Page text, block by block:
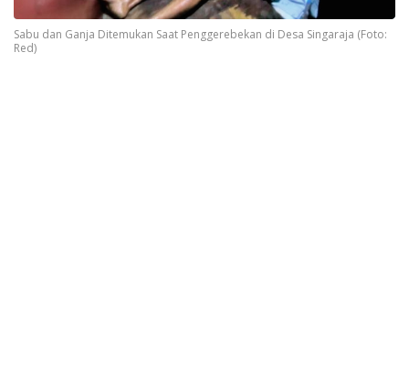
Sabu dan Ganja Ditemukan Saat Penggerebekan di Desa Singaraja (Foto:
Red)